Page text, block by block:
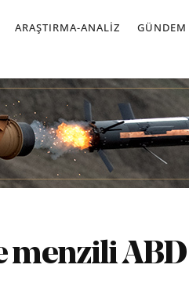
ARAŞTIRMA-ANALIZ GÜNDEM
menzili ABD